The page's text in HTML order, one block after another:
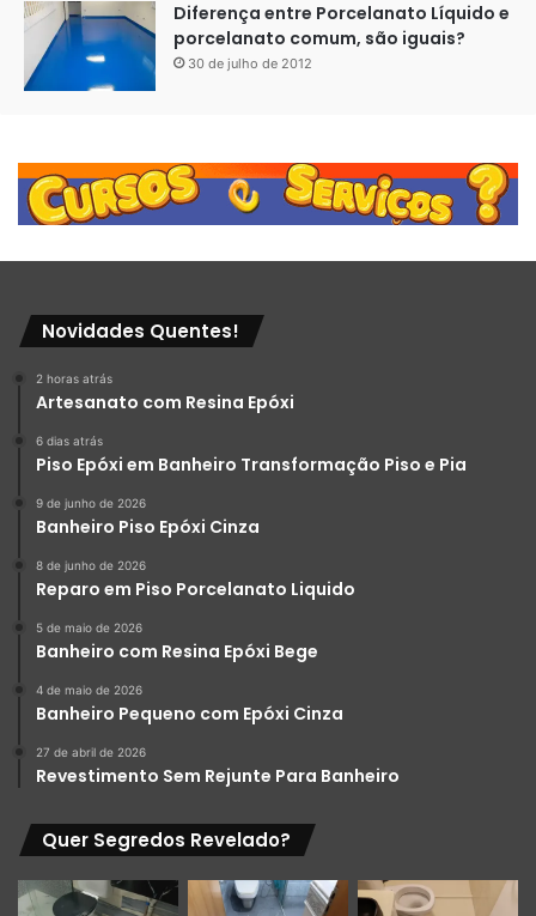
LiquidPiso Mármores
3 – Porcelanato Líquido
Metalizado!
Essa técnica também envolve duas cores ou mais, cores
fortes, sempre puxando pro metal, é um trabalho feito a
mão, trabalho único.
Diferença entre Porcelanato Líquido e
porcelanato comum, são iguais?
30 de julho de 2012
Novidades Quentes!
2 horas atrás
Artesanato com Resina Epóxi
6 dias atrás
Piso Epóxi em Banheiro Transformação Piso e Pia
9 de junho de 2026
Banheiro Piso Epóxi Cinza
8 de junho de 2026
Reparo em Piso Porcelanato Liquido
5 de maio de 2026
Banheiro com Resina Epóxi Bege
4 de maio de 2026
Banheiro Pequeno com Epóxi Cinza
27 de abril de 2026
Revestimento Sem Rejunte Para Banheiro
Quer Segredos Revelado?